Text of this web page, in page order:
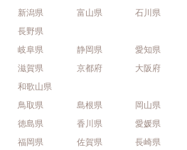
新潟県
富山県 石川県
長野県
岐阜県
静岡県 愛知県
滋賀県
京都府 大阪府
和歌山県
鳥取県
島根県 岡山県
徳島県
香川県 愛媛県
福岡県
佐賀県 長崎県